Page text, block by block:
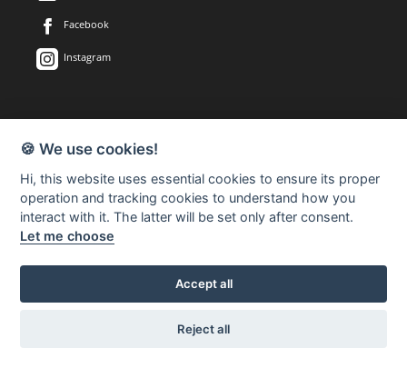
Facebook
Instagram
heminredning. Välkommen in till vår nästan 2.500 kvadratmeter
stora butik på Herkulesvägen 8 i Jönköping.
553 03 Jönköping
🍪 We use cookies!
Hi, this website uses essential cookies to ensure its proper
operation and tracking cookies to understand how you
interact with it. The latter will be set only after consent.
Let me choose
Accept all
Reject all